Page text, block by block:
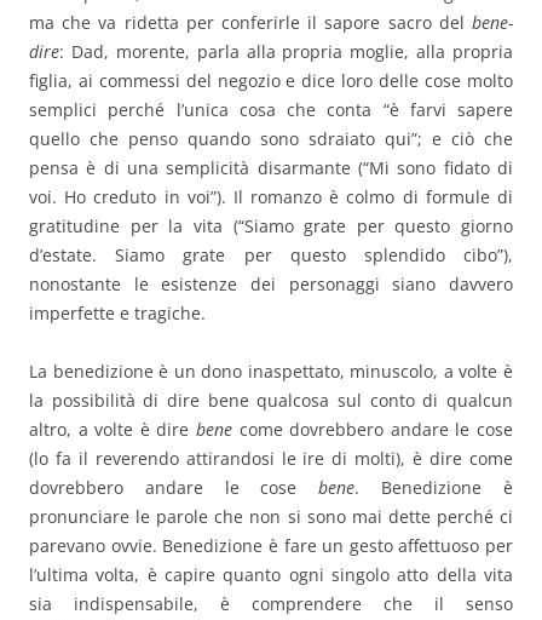
ma che va ridetta per conferirle il sapore sacro del bene-
dire: Dad, morente, parla alla propria moglie, alla propria
figlia, ai commessi del negozio e dice loro delle cose molto
semplici perché l’unica cosa che conta “è farvi sapere
quello che penso quando sono sdraiato qui”; e ciò che
pensa è di una semplicità disarmante (“Mi sono fidato di
voi. Ho creduto in voi”). Il romanzo è colmo di formule di
gratitudine per la vita (“Siamo grate per questo giorno
d’estate. Siamo grate per questo splendido cibo”),
nonostante le esistenze dei personaggi siano davvero
imperfette e tragiche.
La benedizione è un dono inaspettato, minuscolo, a volte è
la possibilità di dire bene qualcosa sul conto di qualcun
altro, a volte è dire bene come dovrebbero andare le cose
(lo fa il reverendo attirandosi le ire di molti), è dire come
dovrebbero andare le cosebene. Benedizione è
pronunciare le parole che non si sono mai dette perché ci
parevano ovvie. Benedizione è fare un gesto affettuoso per
l’ultima volta, è capire quanto ogni singolo atto della vita
sia indispensabile, è comprendere che il senso